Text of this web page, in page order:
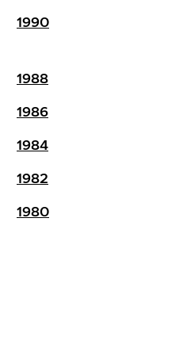
1990
1988
1986
1984
1982
1980